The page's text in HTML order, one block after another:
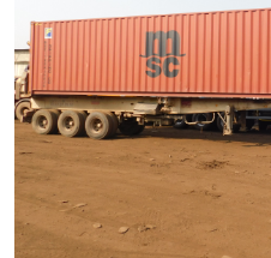
Voir la photo